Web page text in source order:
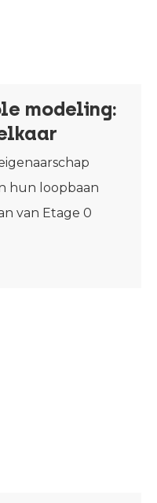
modeling:
hun loopbaan
van Etage 0